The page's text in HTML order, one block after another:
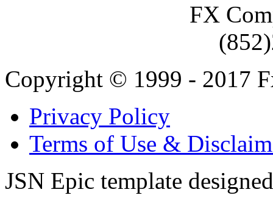
FX
Copyright © 1999 - 2017
Privacy Policy
Terms of Use &
JSN Epic template